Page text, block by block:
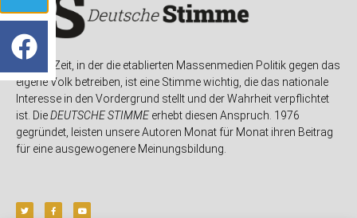
In einer Zeit, in der die etablierten Massenmedien Politik gegen das
eigene Volk betreiben, ist eine Stimme wichtig, die das nationale
Interesse in den Vordergrund stellt und der Wahrheit verpflichtet
ist. DieDEUTSCHE STIMMEerhebt diesen Anspruch. 1976
gegründet, leisten unsere Autoren Monat für Monat ihren Beitrag
für eine ausgewogenere Meinungsbildung.